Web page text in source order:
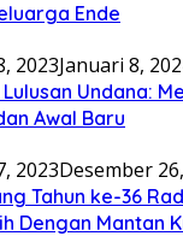
Ende
2023Januari 8,
Undana:
Awal Baru
2023Desember
Tahun ke-36
Dengan Mantan